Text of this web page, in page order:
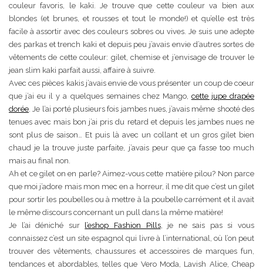
couleur favoris, le kaki. Je trouve que cette couleur va bien aux
blondes (et brunes, et rousses et tout le monde!) et qu’elle est très
facile à assortir avec des couleurs sobres ou vives. Je suis une adepte
des parkas et trench kaki et depuis peu j’avais envie d’autres sortes de
vêtements de cette couleur: gilet, chemise et j’envisage de trouver le
jean slim kaki parfait aussi, affaire à suivre.
Avec ces pièces kakis j’avais envie de vous présenter un coup de coeur
que j’ai eu il y a quelques semaines chez Mango, cette jupe drapée
dorée. Je l’ai porté plusieurs fois jambes nues, j’avais même shooté des
tenues avec mais bon j’ai pris du retard et depuis les jambes nues ne
sont plus de saison… Et puis là avec un collant et un gros gilet bien
chaud je la trouve juste parfaite, j’avais peur que ça fasse too much
mais au final non.
Ah et ce gilet on en parle? Aimez-vous cette matière pilou? Non parce
que moi j’adore mais mon mec en a horreur, il me dit que c’est un gilet
pour sortir les poubelles ou à mettre à la poubelle carrément et il avait
le même discours concernant un pull dans la même matière!
Je l’ai déniché sur l’eshop Fashion Pills, je ne sais pas si vous
connaissez c’est un site espagnol qui livre à l’international, où l’on peut
trouver des vêtements, chaussures et accessoires de marques fun,
tendances et abordables, telles que Vero Moda, Lavish Alice, Cheap